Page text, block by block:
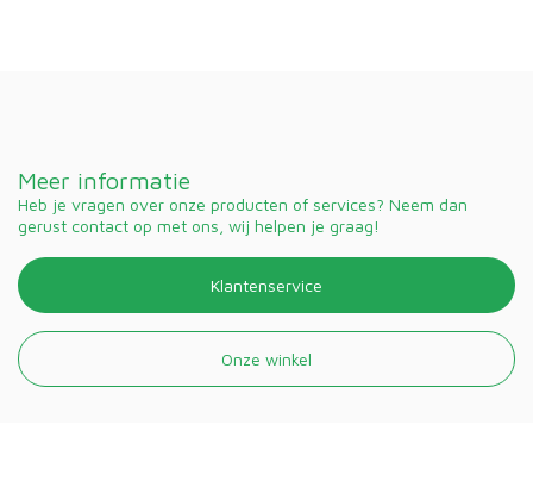
Meer informatie
Heb je vragen over onze producten of services? Neem dan
gerust contact op met ons, wij helpen je graag!
Klantenservice
Onze winkel